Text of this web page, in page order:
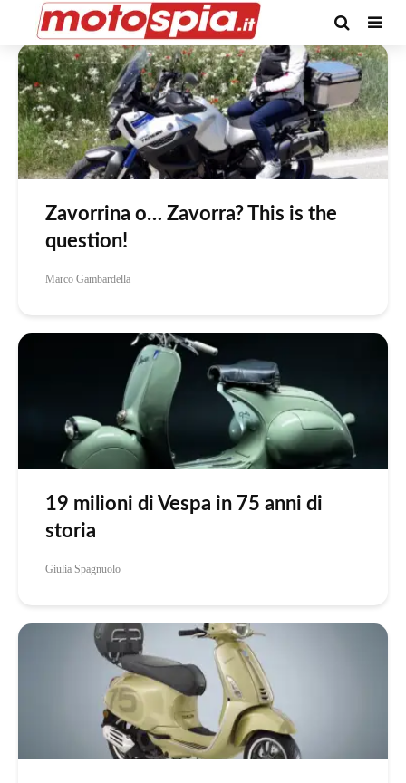
Tag -Vespa
Zavorrina o… Zavorra? This is the
question!
Marco Gambardella
19 milioni di Vespa in 75 anni di
storia
Giulia Spagnuolo